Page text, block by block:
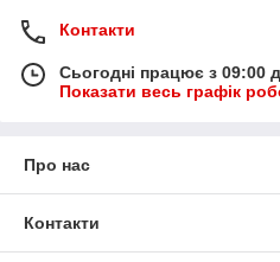
Контакти
Сьогодні працює з 09:00
Показати весь графік
Про нас
Контакти